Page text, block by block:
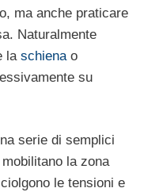
ma anche praticare
Naturalmente
la schiena o
su
serie di semplici
la zona
le tensioni e